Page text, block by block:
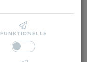
FUNKTIONELLE